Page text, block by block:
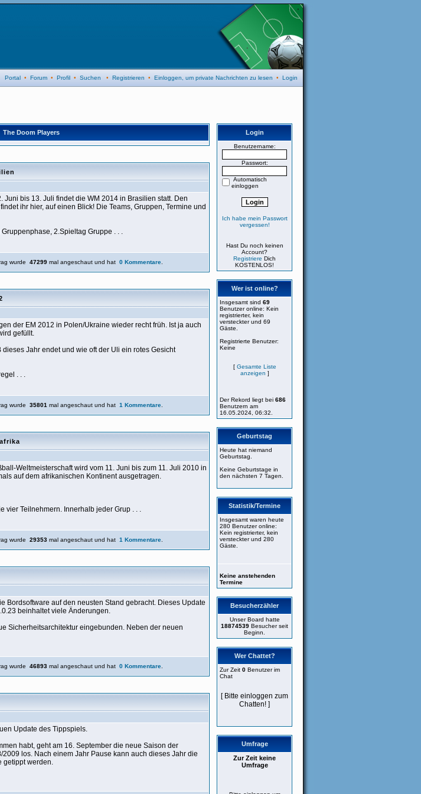
Portal • Forum • Profil • Suchen • Registrieren • Einloggen, um private Nachrichten zu lesen • Login
The Doom Players
Juni bis 13. Juli findet die WM 2014 in Brasilien statt. Den
ihr hier, auf einen Blick! Die Teams, Gruppen, Termine und
2.Spieltag Gruppe . . .
wurde 47299 mal angeschaut und hat 0 Kommentare
der EM 2012 in Polen/Ukraine wieder recht früh. Ist ja auch
gefüllt.
dieses Jahr endet und wie oft der Uli ein rotes Gesicht
. . .
wurde 35801 mal angeschaut und hat 1 Kommentare
Weltmeisterschaft wird vom 11. Juni bis zum 11. Juli 2010 in
auf dem afrikanischen Kontinent ausgetragen.
vier Teilnehmern. Innerhalb jeder Grup . . .
wurde 29353 mal angeschaut und hat 1 Kommentare
Bordsoftware auf den neusten Stand gebracht. Dieses Update
beinhaltet viele Änderungen.
Sicherheitsarchitektur eingebunden. Neben der neuen
wurde 46893 mal angeschaut und hat 0 Kommentare
Update des Tippspiels.
habt, geht am 16. September die neue Saison der
los. Nach einem Jahr Pause kann auch dieses Jahr die
getippt werden.
Login
Benutzername:
Passwort:
Automatisch
einloggen
Ich habe mein Passwort
vergessen!
Hast Du noch keinen
Account?
Registriere Dich
KOSTENLOS!
Wer ist online?
Insgesamt sind 69
Benutzer online: Kein
registrierter, kein
versteckter und 69
Gäste.
Registrierte Benutzer:
Keine
[ Gesamte Liste
anzeigen ]
Der Rekord liegt bei 686
Benutzern am
16.05.2024, 06:32.
Geburtstag
Heute hat niemand
Geburtstag.
Keine Geburtstage in
den nächsten 7 Tagen.
Statistik/Termine
Insgesamt waren heute
280 Benutzer online:
Kein registrierter, kein
versteckter und 280
Gäste.
Keine anstehenden
Termine
Besucherzähler
Unser Board hatte
18874539 Besucher seit
Beginn.
Wer Chattet?
Zur Zeit 0 Benutzer im
Chat
[ Bitte einloggen zum
Chatten! ]
Umfrage
Zur Zeit keine
Umfrage